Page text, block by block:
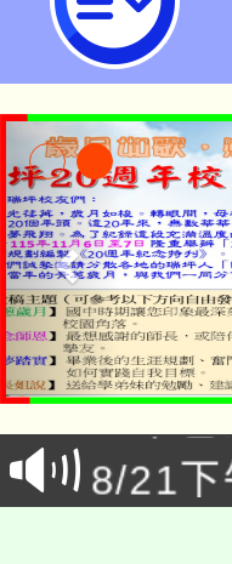
「本
場熱
8/21下